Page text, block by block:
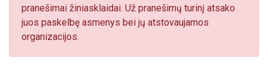
pranešimai žiniasklaidai. Už pranešimų turinį atsako
juos paskelbę asmenys bei jų atstovaujamos
organizacijos.